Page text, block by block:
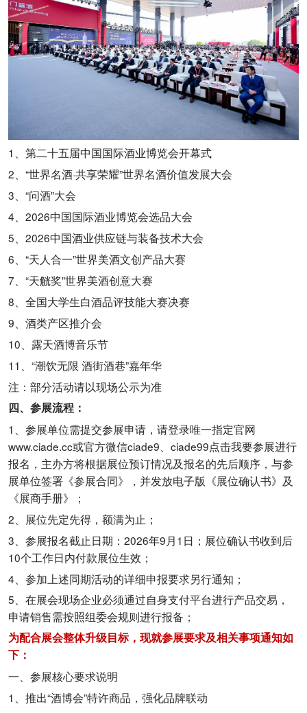
1、第二十五届中国国际酒业博览会开幕式
2、“世界名酒·共享荣耀”世界名酒价值发展大会
3、“问酒”大会
4、2026中国国际酒业博览会选品大会
5、2026中国酒业供应链与装备技术大会
6、“天人合一”世界美酒文创产品大赛
7、“天觥奖”世界美酒创意大赛
8、全国大学生白酒品评技能大赛决赛
9、酒类产区推介会
10、露天酒博音乐节
11、“潮饮无限 酒街酒巷”嘉年华
注：部分活动请以现场公示为准
四、参展流程：
1、参展单位需提交参展申请，请登录唯一指定官网
www.ciade.cc或官方微信ciade9、ciade99点击我要参展进行
报名，主办方将根据展位预订情况及报名的先后顺序，与参
展单位签署《参展合同》，并发放电子版《展位确认书》及
《展商手册》；
2、展位先定先得，额满为止；
3、参展报名截止日期：2026年9月1日；展位确认书收到后
10个工作日内付款展位生效；
4、参加上述同期活动的详细申报要求另行通知；
5、在展会现场企业必须通过自身支付平台进行产品交易，
申请销售需按照组委会规则进行报备；
为配合展会整体升级目标，现就参展要求及相关事项通知如
下：
一、参展核心要求说明
1、推出“酒博会”特许商品，强化品牌联动